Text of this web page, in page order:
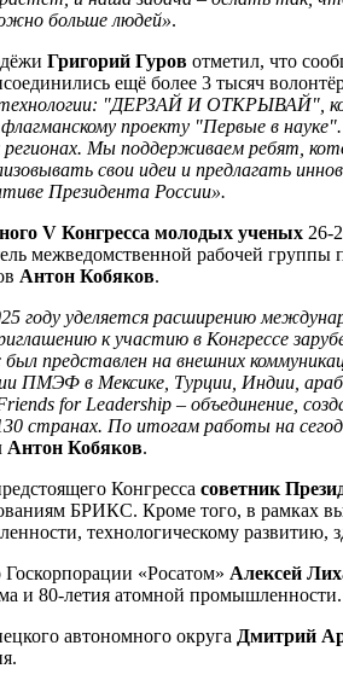
больше людей».
Григорий Гуров отметил, что
ещё более 3 тысяч
"ДЕРЗАЙ И ОТКРЫВАЙ",
проекту "Первые в
Мы поддерживаем ребят,
свои идеи и предлагать
Президента России».
V Конгресса молодых ученых 26-
межведомственной рабочей
Антон Кобяков.
году уделяется расширению
к участию в Конгрессе
представлен на внешних
ПМЭФ в Мексике, Турции, Индии,
for Leadership – объединение,
странах. По итогам работы на
Антон Кобяков.
Конгресса советник
БРИКС. Кроме того, в рамках
технологическому развитию,
«Росатом» Алексей
и 80-летия атомной промышленности.
автономного округа Дмитрий